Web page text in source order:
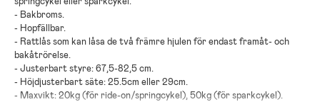
- Bakbroms.
- Hopfällbar.
- Rattlås som kan låsa de två främre hjulen för endast framåt- och
bakåtrörelse.
- Justerbart styre: 67,5-82,5 cm.
- Höjdjusterbart säte: 25.5cm eller 29cm.
- Maxvikt: 20kg (för ride-on/springcykel), 50kg (för sparkcykel).